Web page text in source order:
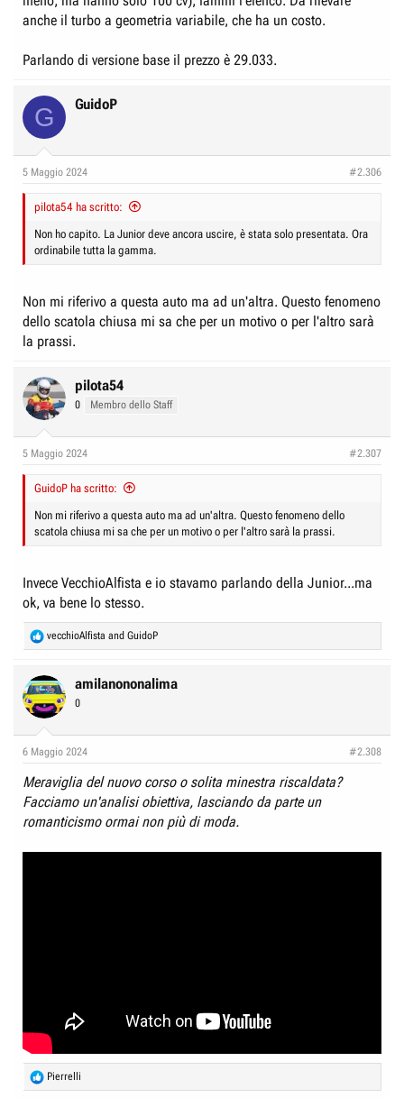
anche il turbo a geometria variabile, che ha un costo.
Parlando di versione base il prezzo è 29.033.
G GuidoP
5 Maggio 2024 #2.306
pilota54 ha scritto:
Non ho capito. La Junior deve ancora uscire, è stata solo presentata. Ora
ordinabile tutta la gamma.
Non mi riferivo a questa auto ma ad un'altra. Questo fenomeno
dello scatola chiusa mi sa che per un motivo o per l'altro sarà
la prassi.
pilota54
0 Membro dello Staff
5 Maggio 2024 #2.307
GuidoP ha scritto:
Non mi riferivo a questa auto ma ad un'altra. Questo fenomeno dello
scatola chiusa mi sa che per un motivo o per l'altro sarà la prassi.
Invece VecchioAlfista e io stavamo parlando della Junior...ma
ok, va bene lo stesso.
R
e
c
t
i
s
vecchioAlfista and GuidoP
amilanononalima
0
6 Maggio 2024 #2.308
Meraviglia del nuovo corso o solita minestra riscaldata?
Facciamo un'analisi obiettiva, lasciando da parte un
romanticismo ormai non più di moda.
R
e
Pierrelli